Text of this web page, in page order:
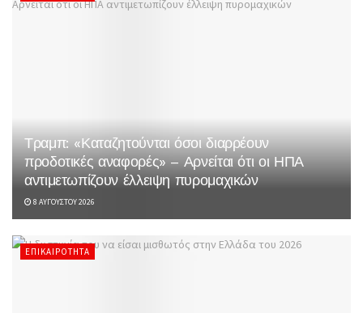
Τραμπ: «Καταζητούνται όσοι διαρρέουν
προδοτικές αναφορές» – Αρνείται ότι οι ΗΠΑ
αντιμετωπίζουν έλλειψη πυρομαχικών
8 ΑΥΓΟΎΣΤΟΥ 2026
ΕΠΙΚΑΙΡΌΤΗΤΑ